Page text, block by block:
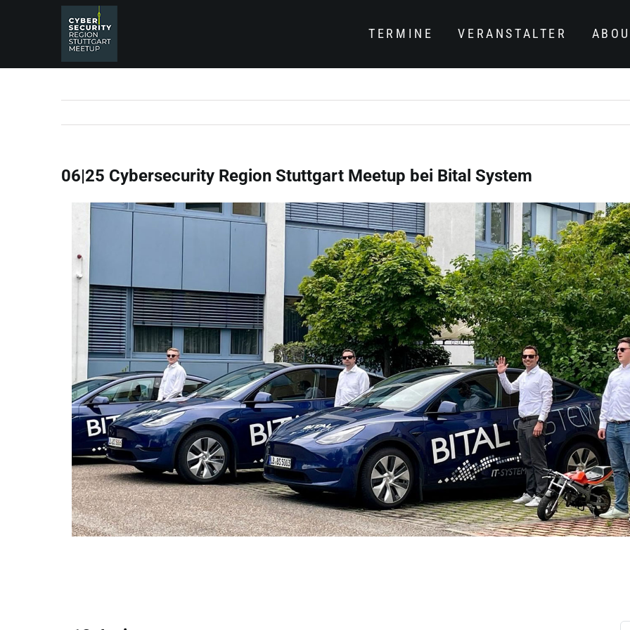
TERMINE VERANSTALTER
06|25 Cybersecurity Region Stuttgart Meetup bei Bital System
Zeige
grösseres
Bild
06|25 Cybersecurity Region Stuttgart Meetup bei Bital System